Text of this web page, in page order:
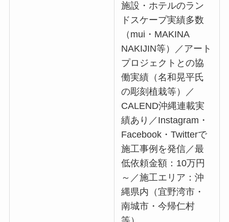
施設・ホテルのラン
ドスケープ実績多数
（mui・MAKINA
NAKIJIN等）／アート
プロジェクトとの協
働実績（名和晃平氏
の彫刻植栽等）／
CALEND沖縄連載実
績あり／Instagram・
Facebook・Twitterで
施工事例を発信／最
低依頼金額：10万円
～／施工エリア：沖
縄県内（宜野湾市・
南城市・今帰仁村